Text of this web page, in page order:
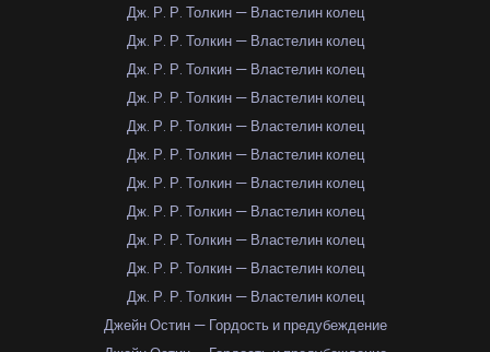
Дж. Р. Р. Толкин — Властелин колец
Дж. Р. Р. Толкин — Властелин колец
Дж. Р. Р. Толкин — Властелин колец
Дж. Р. Р. Толкин — Властелин колец
Дж. Р. Р. Толкин — Властелин колец
Дж. Р. Р. Толкин — Властелин колец
Дж. Р. Р. Толкин — Властелин колец
Дж. Р. Р. Толкин — Властелин колец
Дж. Р. Р. Толкин — Властелин колец
Дж. Р. Р. Толкин — Властелин колец
Дж. Р. Р. Толкин — Властелин колец
Джейн Остин — Гордость и предубеждение